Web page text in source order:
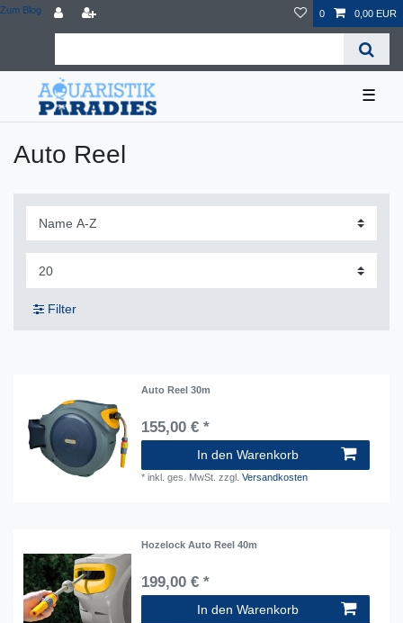
Zum Blog 0 0,00 EUR
☰
Auto Reel
Filter
Auto Reel 30m
155,00 € *
In den Warenkorb
*inkl. ges. MwSt. zzgl.Versandkosten
Hozelock Auto Reel 40m
199,00 € *
In den Warenkorb